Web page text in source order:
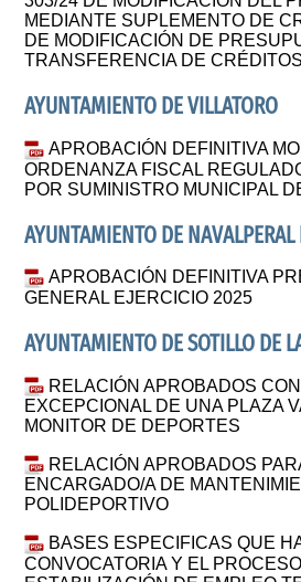
MEDIANTE SUPLEMENTO DE
DE MODIFICACIÓN DE
TRANSFERENCIA DE CRÉDITOS
AYUNTAMIENTO DE VILLATORO
APROBACIÓN DEFINITIVA
ORDENANZA FISCAL
POR SUMINISTRO MUNICIPAL
AYUNTAMIENTO DE NAVALPERAL
APROBACIÓN DEFINITIVA
GENERAL EJERCICIO 2025
AYUNTAMIENTO DE SOTILLO DE
RELACIÓN APROBADOS
EXCEPCIONAL DE UNA PLAZA
MONITOR DE DEPORTES
RELACIÓN APROBADOS
ENCARGADO/A DE
POLIDEPORTIVO
BASES ESPECIFICAS QUE
CONVOCATORIA Y EL